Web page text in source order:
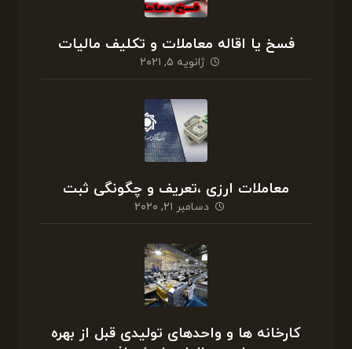
فسخ یا اقاله معاملات و تکلیف مالیات
ژانویه ۵, ۲۰۲۱
معاملات ارزی ،تعریف و چگونگی ثبت
دسامبر ۲۱, ۲۰۲۰
کارخانه ها و واحدهای تولیدی قبل از بهره